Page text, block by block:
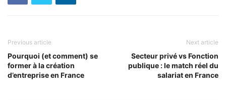
Previous article
Pourquoi (et comment) se
former à la création
d’entreprise en France
Next article
Secteur privé vs Fonction
publique : le match réel du
salariat en France